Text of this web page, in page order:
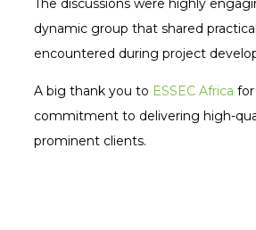
The discussions were highly
dynamic group that shared
encountered during project
A big thank you to ESSEC Africa
commitment to delivering high-
prominent clients.